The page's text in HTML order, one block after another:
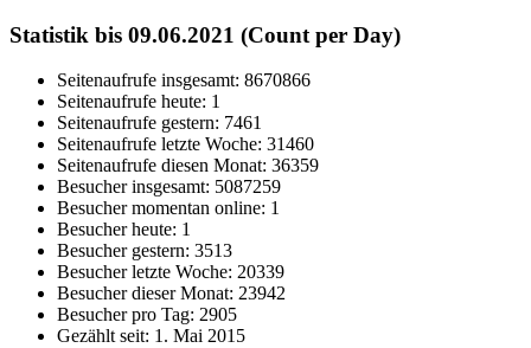
Statistik bis 09.06.2021 (Count per Day)
Seitenaufrufe insgesamt: 8670866
Seitenaufrufe heute: 1
Seitenaufrufe gestern: 7461
Seitenaufrufe letzte Woche: 31460
Seitenaufrufe diesen Monat: 36359
Besucher insgesamt: 5087259
Besucher momentan online: 1
Besucher heute: 1
Besucher gestern: 3513
Besucher letzte Woche: 20339
Besucher dieser Monat: 23942
Besucher pro Tag: 2905
Gezählt seit: 1. Mai 2015